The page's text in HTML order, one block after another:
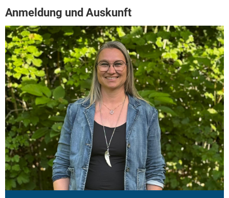
Anmeldung und Auskunft